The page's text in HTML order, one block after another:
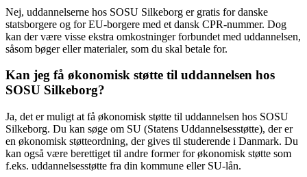
Nej, uddannelserne hos SOSU Silkeborg er gratis for danske
statsborgere og for EU-borgere med et dansk CPR-nummer. Dog
kan der være visse ekstra omkostninger forbundet med uddannelsen,
såsom bøger eller materialer, som du skal betale for.
Kan jeg få økonomisk støtte til uddannelsen hos
SOSU Silkeborg?
Ja, det er muligt at få økonomisk støtte til uddannelsen hos SOSU
Silkeborg. Du kan søge om SU (Statens Uddannelsesstøtte), der er
en økonomisk støtteordning, der gives til studerende i Danmark. Du
kan også være berettiget til andre former for økonomisk støtte som
f.eks. uddannelsesstøtte fra din kommune eller SU-lån.